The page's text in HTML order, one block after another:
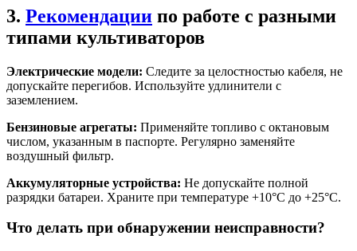
3. Рекомендации по работе с разными
типами культиваторов
Электрические модели: Следите за целостностью кабеля, не
допускайте перегибов. Используйте удлинители с
заземлением.
Бензиновые агрегаты: Применяйте топливо с октановым
числом, указанным в паспорте. Регулярно заменяйте
воздушный фильтр.
Аккумуляторные устройства: Не допускайте полной
разрядки батареи. Храните при температуре +10°C до +25°C.
Что делать при обнаружении неисправности?